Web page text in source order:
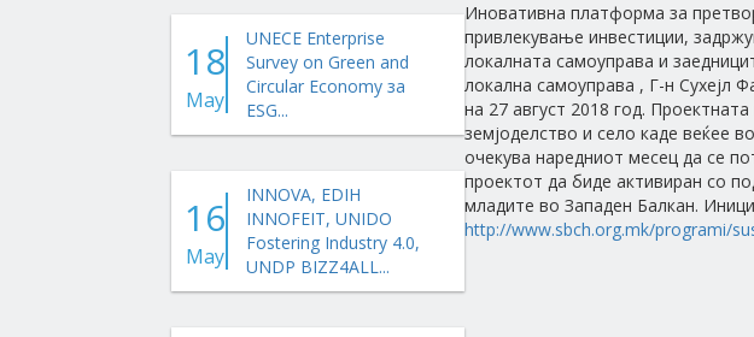
18
May
UNECE Enterprise
Survey on Green and
Circular Economy за
ESG...
16
May
INNOVA, EDIH
INNOFEIT, UNIDO
Fostering Industry 4.0,
UNDP BIZZ4ALL...
Иновативна платформа за
привлекување инвестиции,
локалната самоуправа и
локална самоуправа , Г-н Сухејл
на 27 август 2018 год.
земјоделство и село каде веќее
очекува наредниот месец да се
проектот да биде активиран со
младите во Западен Балкан.
http://www.sbch.org.mk/programi/